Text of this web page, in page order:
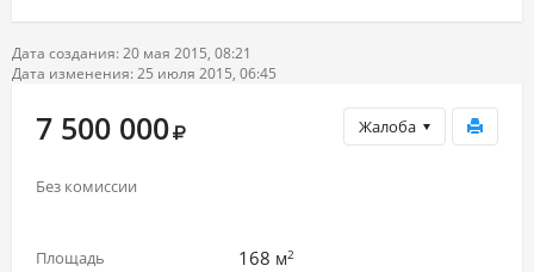
Дата создания: 20 мая 2015, 08:21
Дата изменения: 25 июля 2015, 06:45
Жалоба
7 500 000
Без комиссии
Площадь 168 м2